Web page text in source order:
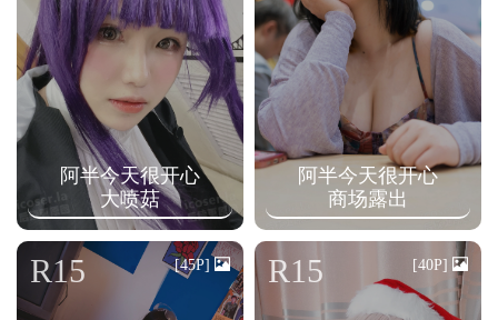
阿半今天很开心
大喷菇
阿半今天很开心
商场露出
R15 [45P] R15 [40P]